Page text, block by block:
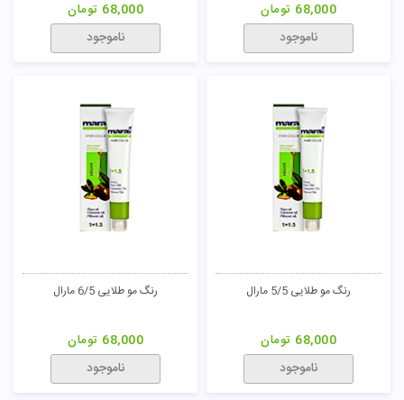
68,000 تومان
ناموجود
68,000 تومان
ناموجود
رنگ مو طلایی 5/5 مارال
68,000 تومان
ناموجود
رنگ مو طلایی 6/5 مارال
68,000 تومان
ناموجود